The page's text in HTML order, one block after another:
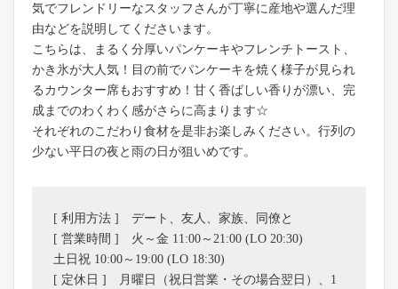
気でフレンドリーなスタッフさんが丁寧に産地や選んだ理
由などを説明してくださいます。
こちらは、まるく分厚いパンケーキやフレンチトースト、
かき氷が大人気！目の前でパンケーキを焼く様子が見られ
るカウンター席もおすすめ！甘く香ばしい香りが漂い、完
成までのわくわく感がさらに高まります☆
それぞれのこだわり食材を是非お楽しみください。行列の
少ない平日の夜と雨の日が狙いめです。
[ 利用方法 ] デート、友人、家族、同僚と
[ 営業時間 ] 火～金 11:00～21:00 (LO 20:30)
土日祝 10:00～19:00 (LO 18:30)
[ 定休日 ] 月曜日（祝日営業・その場合翌日）、1